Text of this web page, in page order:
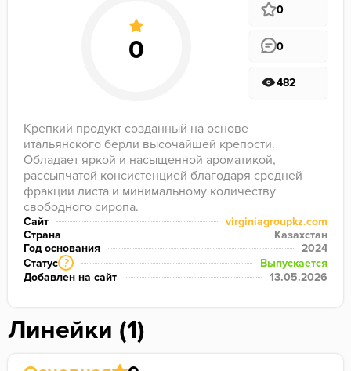
Крепкий продукт созданный на основе
итальянского берли высочайшей крепости.
Обладает яркой и насыщенной ароматикой,
рассыпчатой консистенцией благодаря средней
фракции листа и минимальному количеству
свободного сиропа.
Сайт
virginiagroupkz.com
Страна
Казахстан
Год основания
2024
Статус ?
Выпускается
Добавлен на сайт
13.05.2026
0
0
482
Линейки (1)